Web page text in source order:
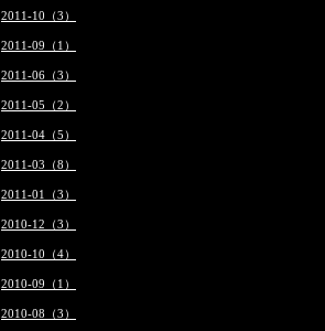
2011-10（3）
2011-09（1）
2011-06（3）
2011-05（2）
2011-04（5）
2011-03（8）
2011-01（3）
2010-12（3）
2010-10（4）
2010-09（1）
2010-08（3）